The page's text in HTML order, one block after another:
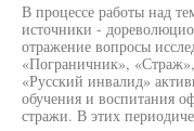
В процессе работы над
источники -
отражение вопросы
«Пограничник»,
«Русский инвалид»
обучения и воспитания
стражи. В этих